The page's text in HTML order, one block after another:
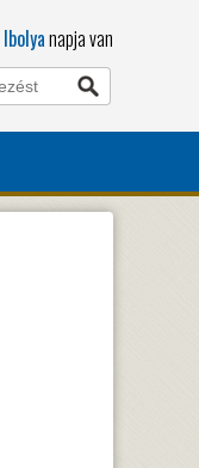
Ibolyanapja van